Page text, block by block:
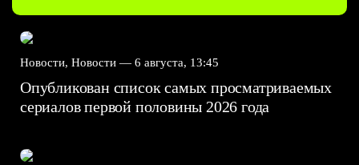
Новости, Новости — 6 августа, 13:45
Опубликован список самых просматриваемых
сериалов первой половины 2026 года